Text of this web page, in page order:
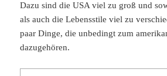
Dazu sind die USA viel zu groß und
als auch die Lebensstile viel zu
paar Dinge, die unbedingt zum
dazugehören.